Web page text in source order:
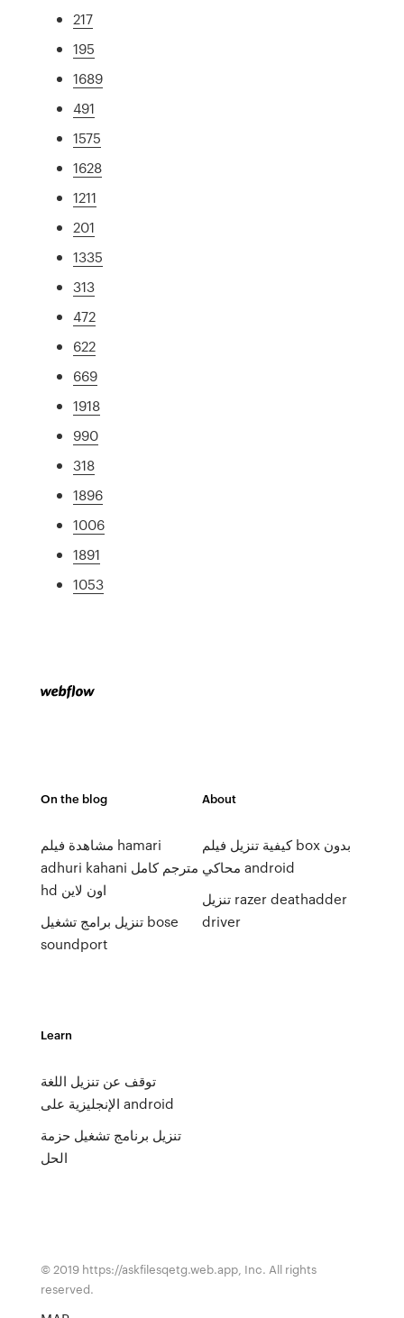
217
195
1689
491
1575
1628
1211
201
1335
313
472
622
669
1918
990
318
1896
1006
1891
1053
On the blog
مشاهدة فيلم hamari
adhuri kahani مترجم كامل
hd اون لاين
تنزيل برامج تشغيل bose
soundport
About
كيفية تنزيل فيلم box بدون
محاكي android
تنزيل razer deathadder
driver
Learn
توقف عن تنزيل اللغة
الإنجليزية على android
تنزيل برنامج تشغيل حزمة
الحل
© 2019 https://askfilesqetg.web.app, Inc. All rights
reserved.